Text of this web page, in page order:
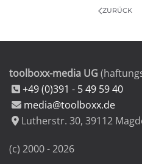
ZURÜCK
toolboxx-media UG
+49 (0)391 - 5 49 59 40
media@toolboxx.de
Lutherstr. 30, 39112
(c) 2000 -2026